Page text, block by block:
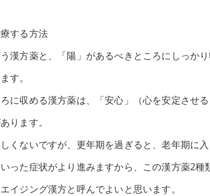
する方法
漢方薬と、「陽」があるべきところにしっか
す。
に収める漢方薬は、「安心」（心を安定させ
ります。
くないですが、更年期を過ぎると、老年期に入
った症状がより進みますから、この漢方薬2種
イジング漢方と呼んでよいと思います。